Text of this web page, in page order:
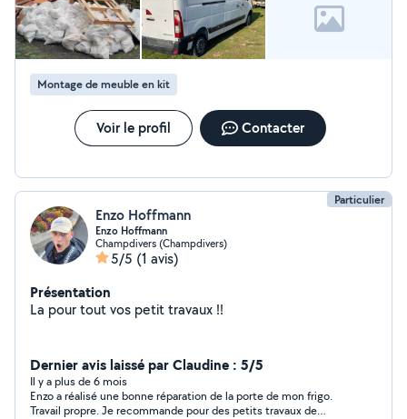
Montage de meuble en kit
Voir le profil Contacter
Particulier
Enzo Hoffmann
Enzo Hoffmann
Champdivers (Champdivers)
5/5 (1 avis)
Présentation
La pour tout vos petit travaux !!
Dernier avis laissé par Claudine : 5/5
Il y a plus de 6 mois
Enzo a réalisé une bonne réparation de la porte de mon frigo.
Travail propre. Je recommande pour des petits travaux de